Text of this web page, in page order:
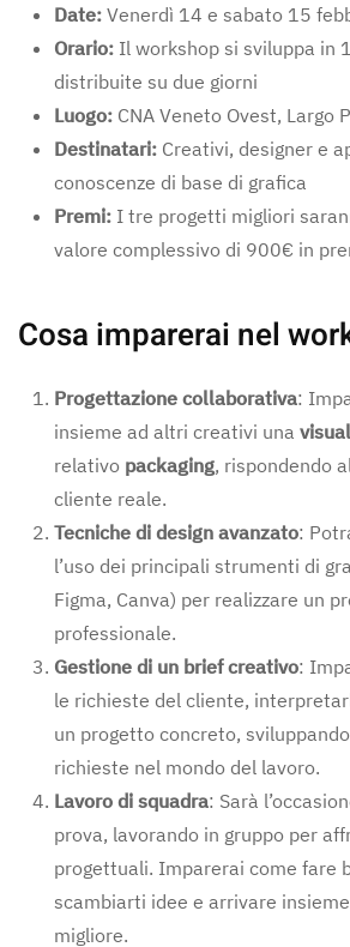
Date: Venerdì 14 e sabato 15
Orario: Il workshop si sviluppa in
distribuite su due giorni
Luogo: CNA Veneto Ovest, Largo
Destinatari: Creativi, designer e
conoscenze di base di grafica
Premi: I tre progetti migliori
valore complessivo di 900€ in
Cosa imparerai nel
Progettazione collaborativa:
insieme ad altri creativi una
relativo packaging, rispondendo
cliente reale.
Tecniche di design avanzato:
l’uso dei principali strumenti di
Figma, Canva) per realizzare un
professionale.
Gestione di un brief creativo:
le richieste del cliente,
un progetto concreto,
richieste nel mondo del lavoro.
Lavoro di squadra: Sarà
prova, lavorando in gruppo per
progettuali. Imparerai come fare
scambiarti idee e arrivare
migliore.